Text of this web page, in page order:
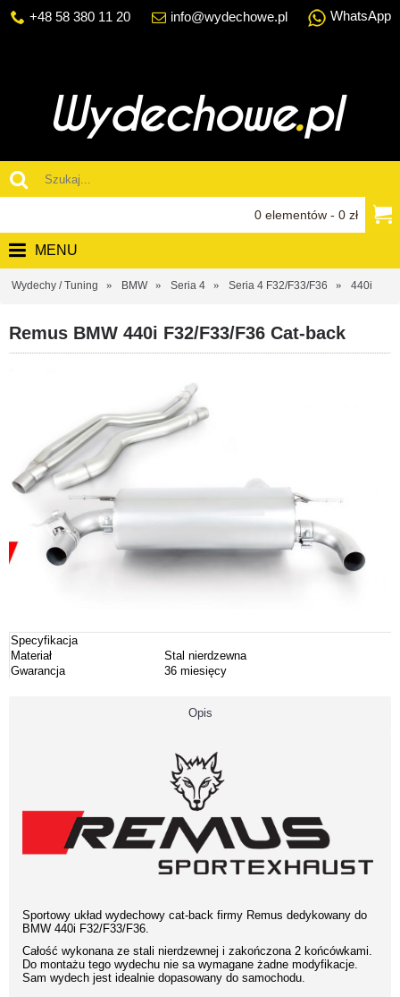
+48 58 380 11 20 info@wydechowe.pl WhatsApp
0 elementów - 0 zł
MENU
Wydechy / Tuning BMW Seria 4 Seria 4 F32/F33/F36 440i
Remus BMW 440i F32/F33/F36 Cat-back
Specyfikacja
Materiał
Stal nierdzewna
Gwarancja
36 miesięcy
Opis
Sportowy układ wydechowy cat-back firmy Remus dedykowany do
BMW 440i F32/F33/F36.
Całość wykonana ze stali nierdzewnej i zakończona 2 końcówkami.
Do montażu tego wydechu nie sa wymagane żadne modyfikacje.
Sam wydech jest idealnie dopasowany do samochodu.